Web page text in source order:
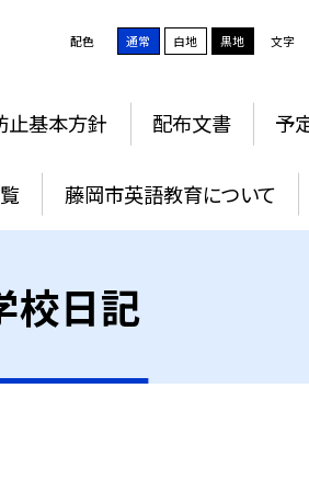
配色 通常 白地 黒地 文字
止基本方針 配布文書 予
藤岡市英語教育について
校日記